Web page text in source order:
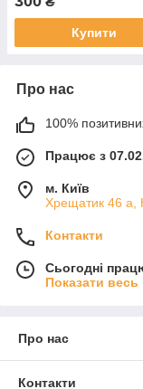
Купити
Про нас
100%
Працює з
м. Київ
Хрещатик 46 а,
Контакти
Сьогодні
Показати весь
Про нас
Контакти